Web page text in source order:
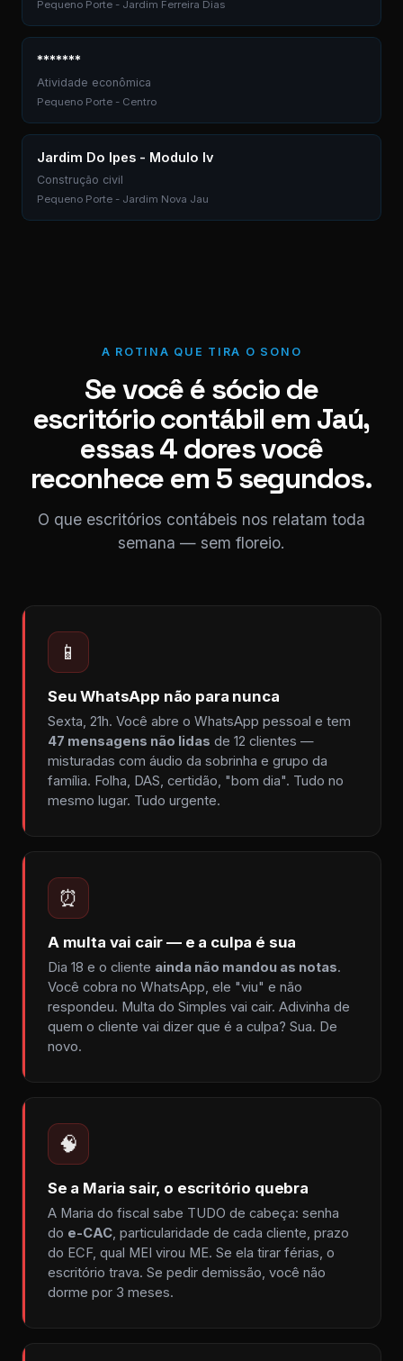
Pequeno Porte - Jardim Ferreira Dias
*******
Atividade econômica
Pequeno Porte - Centro
Jardim Do Ipes - Modulo Iv
Construção civil
Pequeno Porte - Jardim Nova Jau
A ROTINA QUE TIRA O SONO
Se você é sócio de
escritório contábil em Jaú,
essas 4 dores você
reconhece em 5 segundos.
O que escritórios contábeis nos relatam toda
semana — sem floreio.
📱
Seu WhatsApp não para nunca
Sexta, 21h. Você abre o WhatsApp pessoal e tem
47 mensagens não lidas de 12 clientes —
misturadas com áudio da sobrinha e grupo da
família. Folha, DAS, certidão, "bom dia". Tudo no
mesmo lugar. Tudo urgente.
⏰
A multa vai cair — e a culpa é sua
Dia 18 e o cliente ainda não mandou as notas.
Você cobra no WhatsApp, ele "viu" e não
respondeu. Multa do Simples vai cair. Adivinha de
quem o cliente vai dizer que é a culpa? Sua. De
novo.
🧠
Se a Maria sair, o escritório quebra
A Maria do fiscal sabe TUDO de cabeça: senha
do e-CAC, particularidade de cada cliente, prazo
do ECF, qual MEI virou ME. Se ela tirar férias, o
escritório trava. Se pedir demissão, você não
dorme por 3 meses.